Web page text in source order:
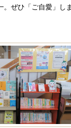
。ぜひ「ご自愛」し